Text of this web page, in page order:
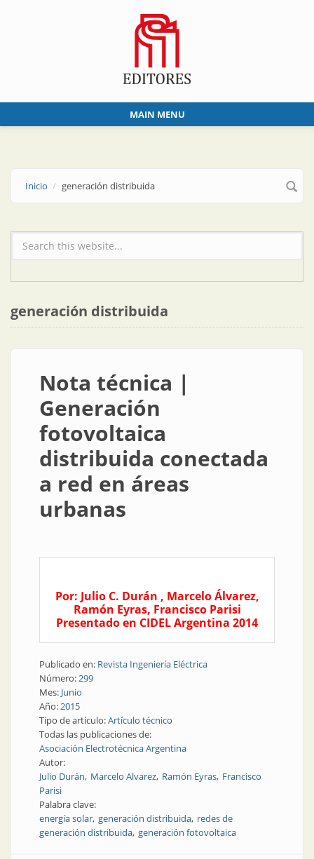
MAIN MENU
Inicio generación distribuida
Formulario de búsqueda
generación distribuida
Nota técnica |
Generación
fotovoltaica
distribuida conectada
a red en áreas
urbanas
Por: Julio C. Durán , Marcelo Álvarez,
Ramón Eyras, Francisco Parisi
Presentado en CIDEL Argentina 2014
Publicado en: Revista Ingeniería Eléctrica
Número:299
Mes: Junio
Año:2015
Tipo de artículo:Artículo técnico
Todas las publicaciones de:
Asociación Electrotécnica Argentina
Autor:
Julio Durán Marcelo Alvarez Ramón Eyras Francisco
Parisi
Palabra clave:
energía solar generación distribuida redes de
generación distribuida generación fotovoltaica